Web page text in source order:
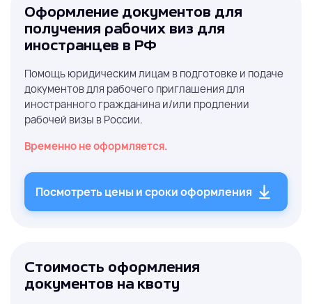
Оформление документов для
получения рабочих виз для
иностранцев в РФ
Помощь юридическим лицам в подготовке и подаче
документов для рабочего приглашения для
иностранного гражданина и/или продлении
рабочей визы в России.
Временно не оформляется.
Посмотреть цены и сроки оформления
Стоимость оформления
документов на квоту